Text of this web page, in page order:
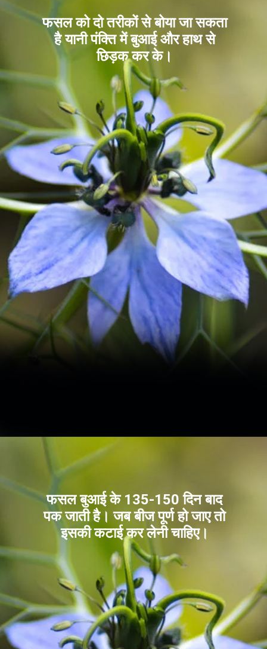
फसल को दो तरीकों से बोया जा सकता
है यानी पंक्ति में बुआई और हाथ से
छिड़क कर के।
फसल बुआई के 135-150 दिन बाद
पक जाती है। जब बीज पूर्ण हो जाए तो
इसकी कटाई कर लेनी चाहिए।